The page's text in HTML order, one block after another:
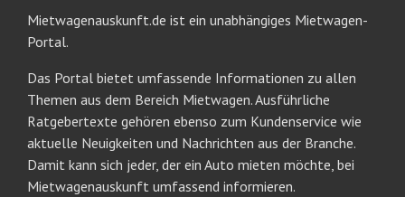
Mietwagenauskunft.de ist ein unabhängiges Mietwagen-
Portal.
Das Portal bietet umfassende Informationen zu allen
Themen aus dem Bereich Mietwagen. Ausführliche
Ratgebertexte gehören ebenso zum Kundenservice wie
aktuelle Neuigkeiten und Nachrichten aus der Branche.
Damit kann sich jeder, der ein Auto mieten möchte, bei
Mietwagenauskunft umfassend informieren.